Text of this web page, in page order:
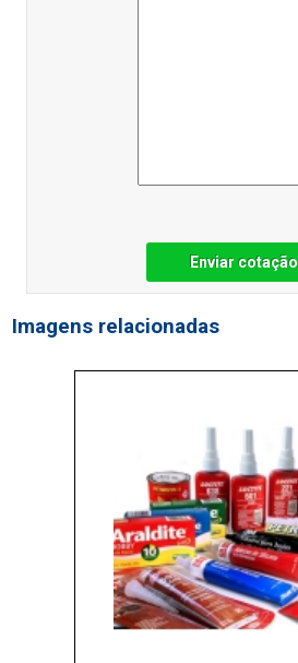
Enviar cotação
Imagens relacionadas